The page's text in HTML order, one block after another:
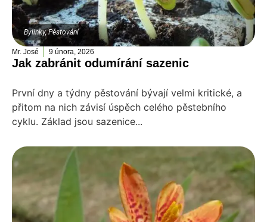
Bylinky,Pěstování
Mr. José 9 února, 2026
Jak zabránit odumírání sazenic
První dny a týdny pěstování bývají velmi kritické, a
přitom na nich závisí úspěch celého pěstebního
cyklu. Základ jsou sazenice...